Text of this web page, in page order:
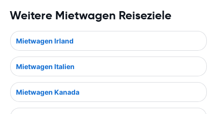
Weitere Mietwagen Reiseziele
Mietwagen Irland
Mietwagen Italien
Mietwagen Kanada